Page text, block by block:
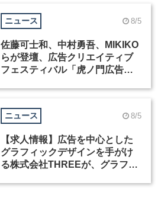
ニュース 8/5
佐藤可士和、中村勇吾、MIKIKO
らが登壇、広告クリエイティブ
フェスティバル「虎ノ門広告
ニュース 8/5
【求人情報】広告を中心とした
グラフィックデザインを手がけ
る株式会社THREEが、グラフィ